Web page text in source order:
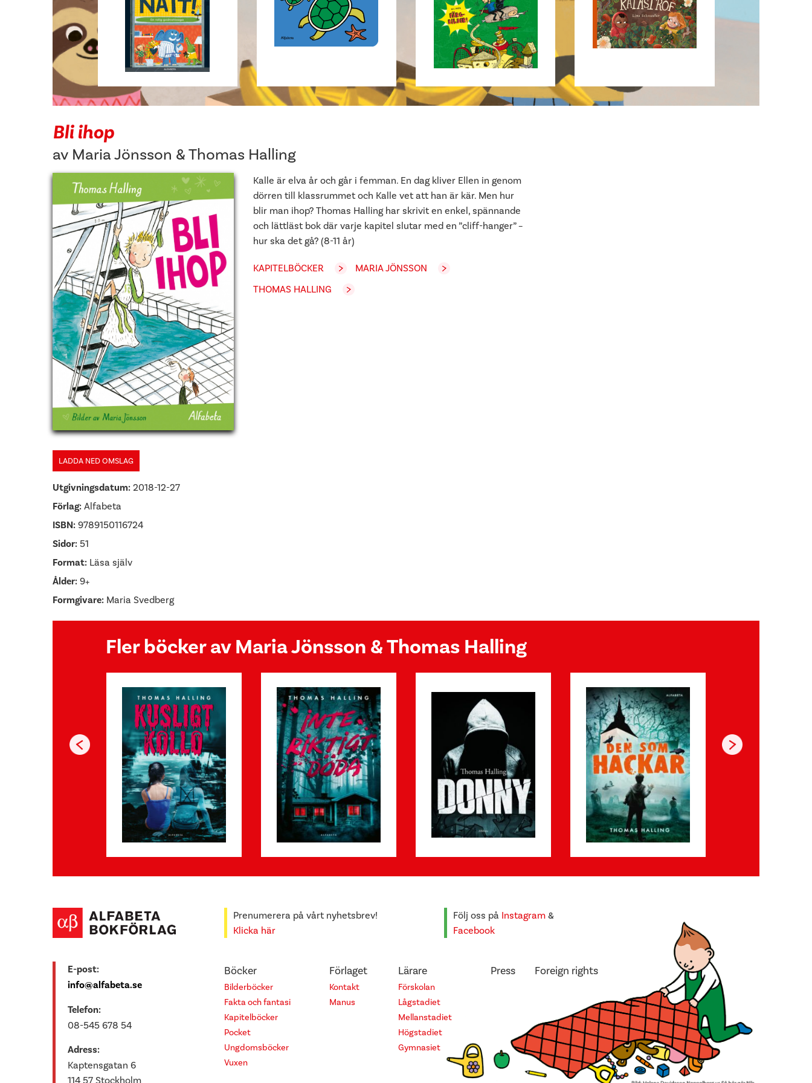
Bli ihop
av Maria Jönsson &Thomas Halling
LADDA NED OMSLAG
Utgivningsdatum: 2018-12-27
Förlag: Alfabeta
ISBN: 9789150116724
Sidor: 51
Format: Läsa själv
Ålder: 9+
Formgivare: Maria Svedberg
Kalle är elva år och går i femman. En dag kliver Ellen in genom
dörren till klassrummet och Kalle vet att han är kär. Men hur
blir man ihop? Thomas Halling har skrivit en enkel, spännande
och lättläst bok där varje kapitel slutar med en ”cliff-hanger” –
hur ska det gå? (8-11 år)
KAPITELBÖCKER
MARIA JÖNSSON
THOMAS HALLING
Fler böcker av Maria Jönsson & Thomas Halling
E-post:
info@alfabeta.se
Telefon:
08-545 678 54
Adress:
Kaptensgatan 6
114 57 Stockholm
Prenumerera på vårt nyhetsbrev!
Klicka här
Följ oss på Instagram &
Facebook
Böcker
Bilderböcker
Fakta och fantasi
Kapitelböcker
Pocket
Ungdomsböcker
Vuxen
Förlaget
Kontakt
Manus
Lärare
Förskolan
Lågstadiet
Mellanstadiet
Högstadiet
Gymnasiet
Press Foreign rights